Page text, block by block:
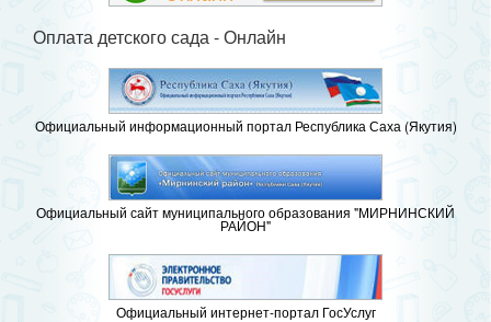
Оплата детского сада - Онлайн
Официальный информационный портал Республика Саха (Якутия)
Официальный сайт муниципального образования "МИРНИНСКИЙ
РАЙОН"
Официальный интернет-портал ГосУслуг